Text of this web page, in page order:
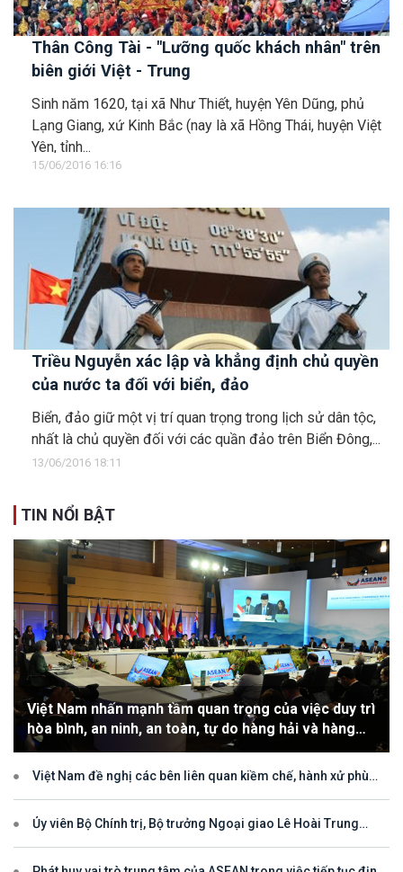
Thân Công Tài - "Lưỡng quốc khách nhân" trên
biên giới Việt - Trung
Sinh năm 1620, tại xã Như Thiết, huyện Yên Dũng, phủ
Lạng Giang, xứ Kinh Bắc (nay là xã Hồng Thái, huyện Việt
Yên, tỉnh...
15/06/2016 16:16
Triều Nguyễn xác lập và khẳng định chủ quyền
của nước ta đối với biển, đảo
Biển, đảo giữ một vị trí quan trọng trong lịch sử dân tộc,
nhất là chủ quyền đối với các quần đảo trên Biển Đông,...
13/06/2016 18:11
TIN NỔI BẬT
Việt Nam nhấn mạnh tầm quan trọng của việc duy trì
hòa bình, an ninh, an toàn, tự do hàng hải và hàng
không
Việt Nam đề nghị các bên liên quan kiềm chế, hành xử phù
phán đối với vùng đặc quyền kinh tế và thềm lục địa của quốc gia
ven biển
Ủy viên Bộ Chính trị, Bộ trưởng Ngoại giao Lê Hoài Trung